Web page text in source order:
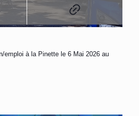
emploi à la Pinette le 6 Mai 2026 au